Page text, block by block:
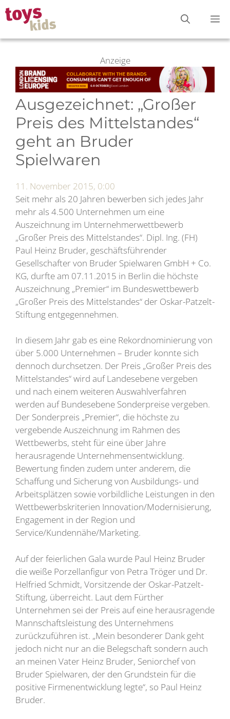
Zum
Inhalt
springen
Anzeige
Ausgezeichnet: „Großer
Preis des Mittelstandes“
geht an Bruder
Spielwaren
11. November 2015, 0:00
Seit mehr als 20 Jahren bewerben sich jedes Jahr
mehr als 4.500 Unternehmen um eine
Auszeichnung im Unternehmerwettbewerb
„Großer Preis des Mittelstandes“. Dipl. Ing. (FH)
Paul Heinz Bruder, geschäftsführender
Gesellschafter von Bruder Spielwaren GmbH + Co.
KG, durfte am 07.11.2015 in Berlin die höchste
Auszeichnung „Premier“ im Bundeswettbewerb
„Großer Preis des Mittelstandes“ der Oskar-Patzelt-
Stiftung entgegennehmen.
In diesem Jahr gab es eine Rekordnominierung von
über 5.000 Unternehmen – Bruder konnte sich
dennoch durchsetzen. Der Preis „Großer Preis des
Mittelstandes“ wird auf Landesebene vergeben
und nach einem weiteren Auswahlverfahren
werden auf Bundesebene Sonderpreise vergeben.
Der Sonderpreis „Premier“, die höchste zu
vergebende Auszeichnung im Rahmen des
Wettbewerbs, steht für eine über Jahre
herausragende Unternehmensentwicklung.
Bewertung finden zudem unter anderem, die
Schaffung und Sicherung von Ausbildungs- und
Arbeitsplätzen sowie vorbildliche Leistungen in den
Wettbewerbskriterien Innovation/Modernisierung,
Engagement in der Region und
Service/Kundennähe/Marketing.
Auf der feierlichen Gala wurde Paul Heinz Bruder
die weiße Porzellanfigur von Petra Tröger und Dr.
Helfried Schmidt, Vorsitzende der Oskar-Patzelt-
Stiftung, überreicht. Laut dem Fürther
Unternehmen sei der Preis auf eine herausragende
Mannschaftsleistung des Unternehmens
zurückzuführen ist. „Mein besonderer Dank geht
jedoch nicht nur an die Belegschaft sondern auch
an meinen Vater Heinz Bruder, Seniorchef von
Bruder Spielwaren, der den Grundstein für die
positive Firmenentwicklung legte“, so Paul Heinz
Bruder.